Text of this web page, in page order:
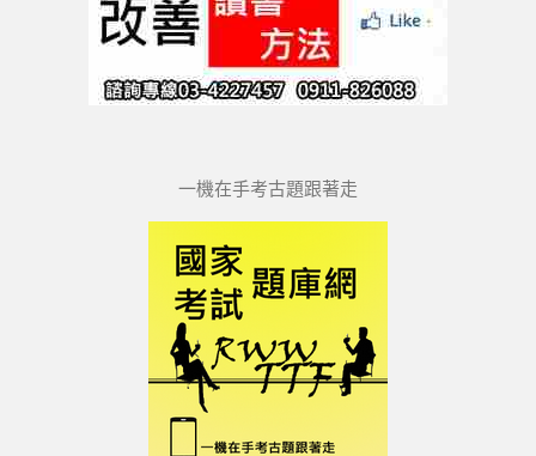
一機在手考古題跟著走